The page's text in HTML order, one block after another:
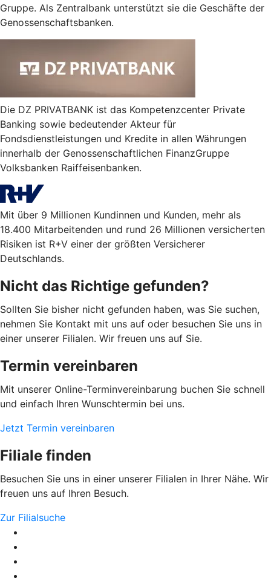
Gruppe. Als Zentralbank unterstützt sie die Geschäfte der
Genossenschaftsbanken.
Die DZ PRIVATBANK ist das Kompetenzcenter Private
Banking sowie bedeutender Akteur für
Fondsdienstleistungen und Kredite in allen Währungen
innerhalb der Genossenschaftlichen FinanzGruppe
Volksbanken Raiffeisenbanken.
Mit über 9 Millionen Kundinnen und Kunden, mehr als
18.400 Mitarbeitenden und rund 26 Millionen versicherten
Risiken ist R+V einer der größten Versicherer
Deutschlands.
Nicht das Richtige gefunden?
Sollten Sie bisher nicht gefunden haben, was Sie suchen,
nehmen Sie Kontakt mit uns auf oder besuchen Sie uns in
einer unserer Filialen. Wir freuen uns auf Sie.
Termin vereinbaren
Mit unserer Online-Terminvereinbarung buchen Sie schnell
und einfach Ihren Wunschtermin bei uns.
Jetzt Termin vereinbaren
Filiale finden
Besuchen Sie uns in einer unserer Filialen in Ihrer Nähe. Wir
freuen uns auf Ihren Besuch.
Zur Filialsuche